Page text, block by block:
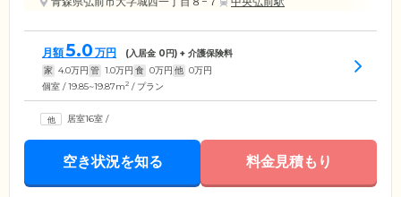
月額5.0 万円 (入居金 0円) + 介護保険料
家 4.0万円 管 1.0万円 食 0万円 他 0万円
個室 / 19.85~19.87m2 / プラン
居室16室 /
空き状況を知る 料金見積もり